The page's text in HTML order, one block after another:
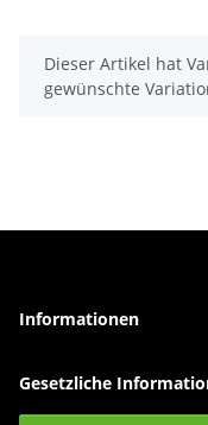
x
Dieser Artikel hat
gewünschte
Informationen
Gesetzliche